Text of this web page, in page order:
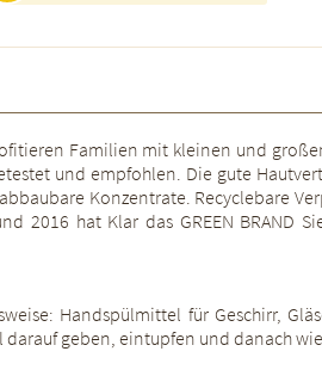
Familien mit kleinen und
und empfohlen. Die gute
Konzentrate. Recyclebare
2016 hat Klar das GREEN BRAND
Handspülmittel für Geschirr,
geben, eintupfen und danach